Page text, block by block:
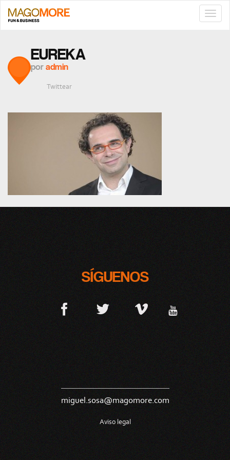
EUREKA
poradmin
Twittear
SÍGUENOS
miguel.sosa@magomore.com
Aviso legal